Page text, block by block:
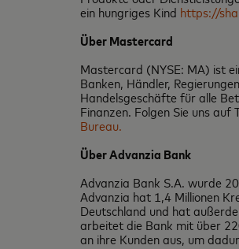
ein hungriges Kind https://
ÜberMastercard
Mastercard (NYSE: MA) ist
Banken, Händler,
Handelsgeschäfte für alle
Finanzen. Folgen Sie uns
Bureau.
Über Advanzia Bank
Advanzia Bank S.A. wurde
Advanzia hat 1,4 Millionen
Deutschland und hat
arbeitet die Bank mit über
an ihre Kunden aus, um